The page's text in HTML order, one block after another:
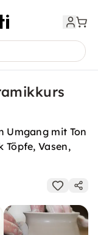
Umgang mit Ton
Töpfe, Vasen,